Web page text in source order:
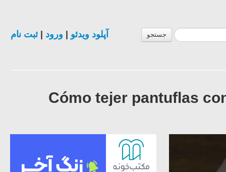
جستجو آپلود ویدئو| ورود| ثبت نام
Cómo tejer pantuflas